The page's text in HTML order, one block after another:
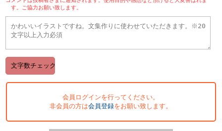
す。ご協力お願い致します。
会員ログインを行ってください。
非会員の方は会員登録をお願い致します。